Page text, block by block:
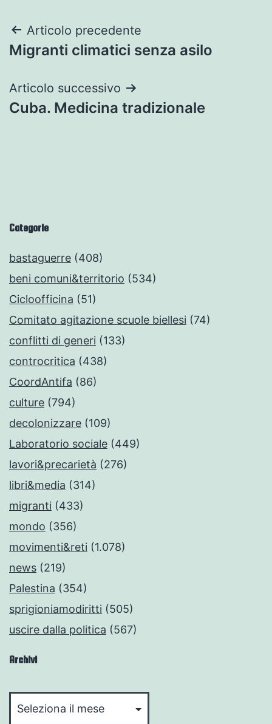
Navigazione
articoli
Articolo precedente
Migranti climatici senza asilo
Articolo successivo
Cuba. Medicina tradizionale
Categorie
bastaguerre (408)
beni comuni&territorio (534)
Cicloofficina (51)
Comitato agitazione scuole biellesi (74)
conflitti di generi (133)
controcritica (438)
CoordAntifa (86)
culture (794)
decolonizzare (109)
Laboratorio sociale (449)
lavori&precarietà (276)
libri&media (314)
migranti (433)
mondo (356)
movimenti&reti (1.078)
news (219)
Palestina (354)
sprigioniamodiritti (505)
uscire dalla politica (567)
Archivi